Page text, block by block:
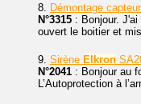
8. Démontage
N°3315 : Bonjour. J'ai
ouvert le boitier et
9. Sirène Elkron
N°2041 : Bonjour au
L’Autoprotection à